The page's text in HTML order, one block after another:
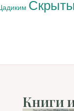
Книги